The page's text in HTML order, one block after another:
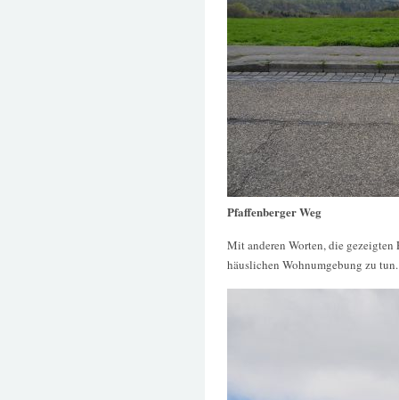
Pfaffenberger Weg
Mit anderen Worten, die
häuslichen Wohnumgebung zu tun.